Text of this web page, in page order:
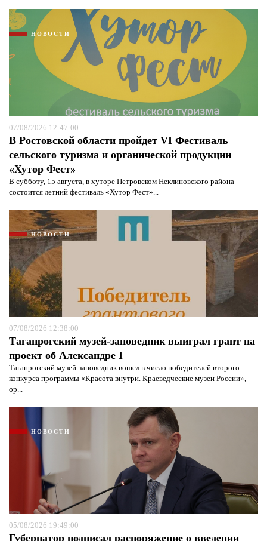
НОВОСТИ
07/08/2026 12:47:00
В Ростовской области пройдет VI Фестиваль
сельского туризма и органической продукции
«Хутор Фест»
В субботу, 15 августа, в хуторе Петровском Неклиновского района
состоится летний фестиваль «Хутор Фест»...
НОВОСТИ
07/08/2026 12:38:00
Таганрогский музей-заповедник выиграл грант на
проект об Александре I
Таганрогский музей-заповедник вошел в число победителей второго
конкурса программы «Красота внутри. Краеведческие музеи России»,
ор...
НОВОСТИ
05/08/2026 19:49:00
Губернатор подписал распоряжение о введении